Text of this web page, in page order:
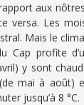
aux
versa. Les
Mais le
Cap profite
y sont
(de mai à
jusqu’à 8 °C.